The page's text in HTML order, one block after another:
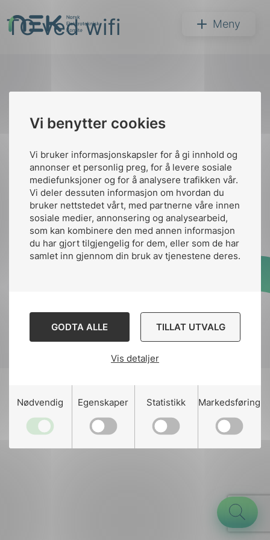
Vi benytter cookies
Vi bruker informasjonskapsler for å gi innhold og
annonser et personlig preg, for å levere sosiale
mediefunksjoner og for å analysere trafikken vår.
Vi deler dessuten informasjon om hvordan du
bruker nettstedet vårt, med partnerne våre innen
sosiale medier, annonsering og analysearbeid,
som kan kombinere den med annen informasjon
du har gjort tilgjengelig for dem, eller som de har
samlet inn gjennom din bruk av tjenestene deres.
GODTA ALLE TILLAT UTVALG
Vis detaljer
Nødvendig Egenskaper Statistikk Markedsføring
til
innhold
NEK Meny
Søk
TO ved wifi
Kontakt oss
Ansatte
nek@nek.no
Kontakt
Bruk av Cookies